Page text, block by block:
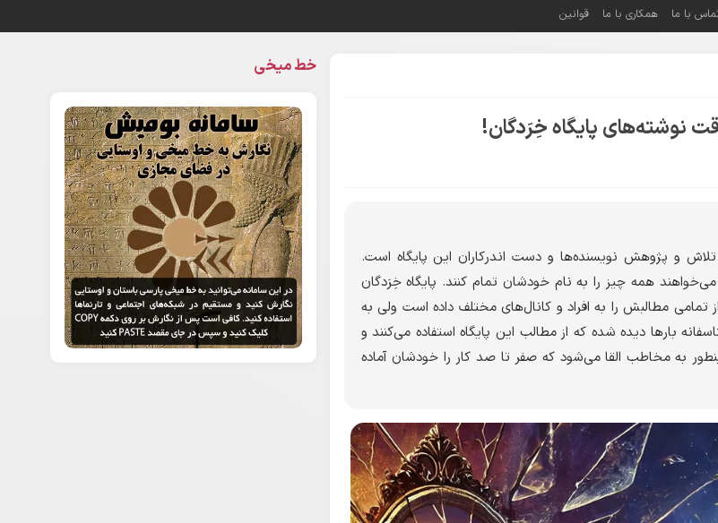
نوشته‌های پایگاه خِرَدگان!
و پژوهش نویسنده‌ها و دست اندرکاران این پایگاه است.
همه چیز را به نام خودشان تمام کنند. پایگاه خِرَدگان
تمامی مطالبش را به افراد و کانال‌های مختلف داده است ولی به
بار‌ها دیده شده که از مطالب این پایگاه استفاده می‌کنند و
به مخاطب القا می‌شود که صفر تا صد کار را خودشان آماده
خط میخی
با ما همکاری با ما قوانین